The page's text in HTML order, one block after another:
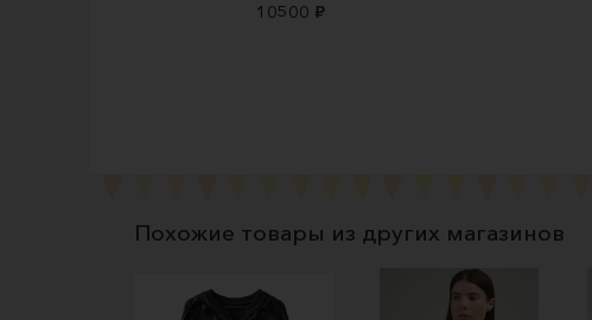
10500 ₽
Похожие товары из других магазинов